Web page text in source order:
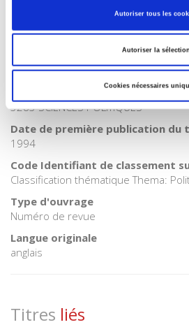
Autoriser tous les
Autoriser la sélection
Cookies nécessaires
BISAC Subject Heading
POL000000 POLITICAL SCIENCE
06 Professionnel et académique
CLIL (Version 2013-2019 )
3283 SCIENCES POLITIQUES
Date de première publication du
1994
Code Identifiant de classement
Classification thématique Thema:
Type d'ouvrage
Numéro de revue
Langue originale
anglais
Titres liés